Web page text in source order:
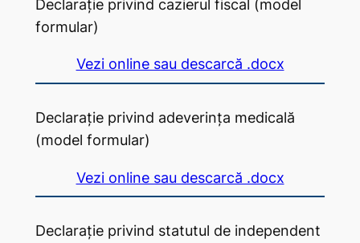
Declarație privind cazierul fiscal (model
formular)
Vezi online sau descarcă .docx
Declarație privind adeverința medicală
(model formular)
Vezi online sau descarcă .docx
Declarație privind statutul de independent